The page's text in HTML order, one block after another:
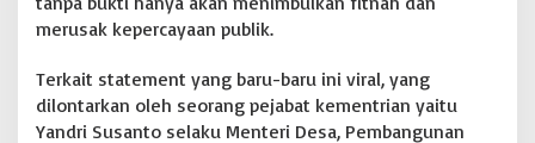
A
a
n
T
merusak kepercayaan publik.
Terkait statement yang baru-baru ini viral, yang
dilontarkan oleh seorang pejabat kementrian yaitu
Yandri Susanto selaku Menteri Desa, Pembangunan